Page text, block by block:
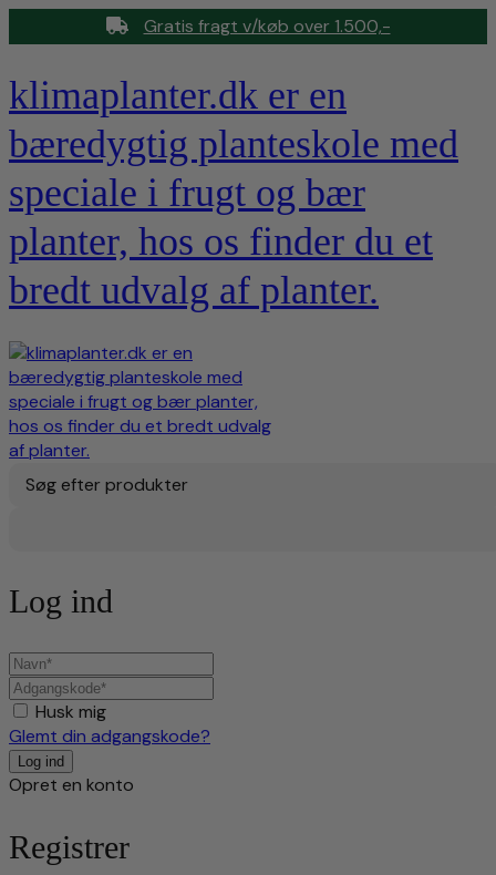
Gratis fragt v/køb over 1.500,-
klimaplanter.dk er en
bæredygtig planteskole med
speciale i frugt og bær
planter, hos os finder du et
bredt udvalg af planter.
Søg efter produkter
Log ind
Husk mig
Glemt din adgangskode?
Opret en konto
Registrer